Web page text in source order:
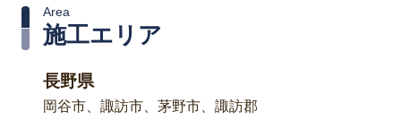
施工エリア
Area
長野県
岡谷市、諏訪市、茅野市、諏訪郡